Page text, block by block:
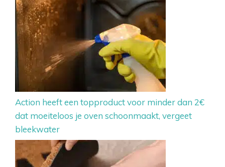
Action heeft een topproduct voor minder dan 2€
dat moeiteloos je oven schoonmaakt, vergeet
bleekwater